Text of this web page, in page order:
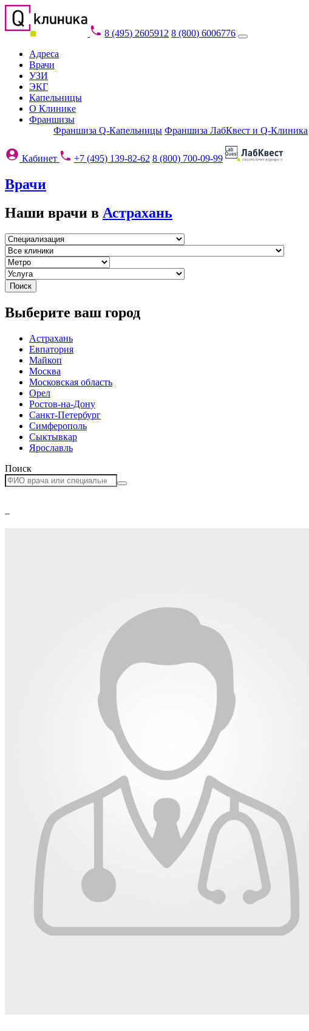
8 (495) 2605912 8 (800) 6006776
Адреса
Врачи
УЗИ
ЭКГ
Капельницы
О Клинике
Франшизы
Франшиза Q-Капельницы Франшиза ЛабКвест и Q-Клиника
Кабинет +7 (495) 139-82-62 8 (800) 700-09-99
Врачи
Наши врачи в Астрахань
Поиск
Выберите ваш город
Астрахань
Евпатория
Майкоп
Москва
Московская область
Орел
Ростов-на-Дону
Санкт-Петербург
Симферополь
Сыктывкар
Ярославль
Поиск
–